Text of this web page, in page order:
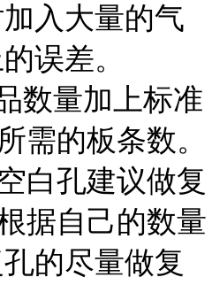
入大量的气
误差。
数量加上标准
需的板条数。
白孔建议做复
据自己的数量
的尽量做复